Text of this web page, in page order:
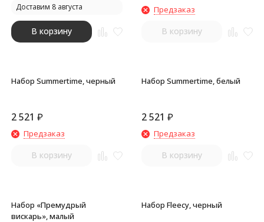
Доставим 8 августа
В корзину
Предзаказ
В корзину
Набор Summertime, черный
2 521 ₽
Предзаказ
В корзину
Набор Summertime, белый
2 521 ₽
Предзаказ
В корзину
Набор «Премудрый
вискарь», малый
Набор Fleecy, черный